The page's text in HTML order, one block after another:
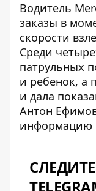
Водитель
заказы в
скорости
Среди
патрульных
и ребенок, а
и дала
Антон
информацию